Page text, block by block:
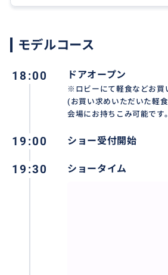
モデルコース
18:00 ドアオープン
※ロビーにて軽食などお買
(お買い求めいただいた軽
会場にお持ちこみ可能です
19:00 ショー受付開始
19:30 ショータイム